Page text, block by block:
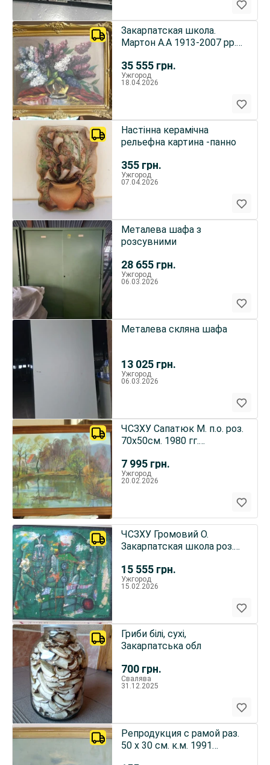
35 555 грн.
Закарпатская школа.
Мартон А.А 1913-2007 рр.
Ужгород
18.04.2026
355 грн.
Настінна керамічна
рельефна картина -панно
Ужгород
07.04.2026
28 655 грн.
Металева шафа з
розсувними
Ужгород
06.03.2026
13 025 грн.
Металева скляна шафа
Ужгород
06.03.2026
7 995 грн.
ЧСЗХУ Сапатюк М. п.о. роз.
70х50см. 1980 гг.
Ужгород
20.02.2026
15 555 грн.
ЧСЗХУ Громовий О.
Закарпатская школа роз.
Ужгород
15.02.2026
700 грн.
Гриби білі, сухі,
Закарпатська обл
Свалява
31.12.2025
Репродукция с рамой раз.
50 х 30 см. к.м. 1991